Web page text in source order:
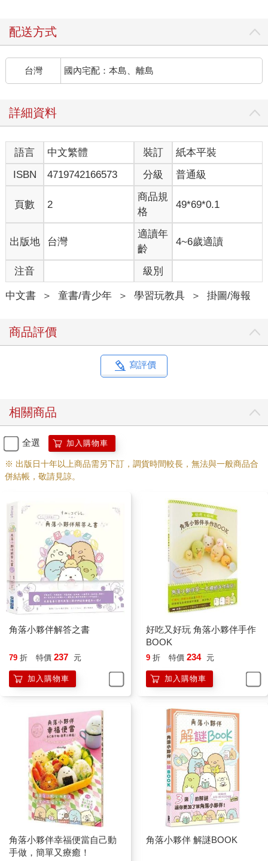
配送方式
台灣 國內宅配：本島、離島
詳細資料
語言 中文繁體 裝訂
紙本平裝
ISBN
4719742166573 分級 普通級
頁數 2
商品規
格
49*69*0.1
出版地 台灣
適讀年
齡
4~6歲適讀
注音 級別
中文書 ＞ 童書/青少年 ＞ 學習玩教具 ＞ 掛圖/海報
商品評價
寫評價
相關商品
全選 加入購物車
※ 出版日十年以上商品需另下訂，調貨時間較長，無法與一般商品合
併結帳，敬請見諒。
角落小夥伴解答之書
79 折 特價 237 元
加入購物車
好吃又好玩 角落小夥伴手作
BOOK
9 折 特價 234 元
加入購物車
角落小夥伴幸福便當自己動
手做，簡單又療癒！
角落小夥伴 解謎BOOK